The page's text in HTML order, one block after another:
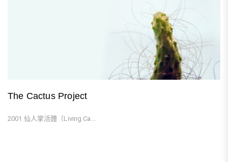
The Cactus Project
2001 仙人掌活體（Living Ca...